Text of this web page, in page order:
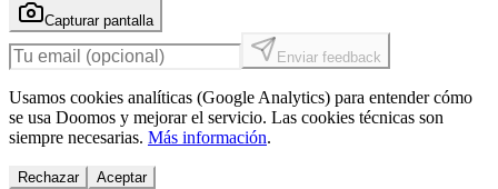
Capturar pantalla
Enviar feedback
Usamos cookies analíticas (Google Analytics) para entender cómo
se usa Doomos y mejorar el servicio. Las cookies técnicas son
siempre necesarias. Más información.
Rechazar Aceptar